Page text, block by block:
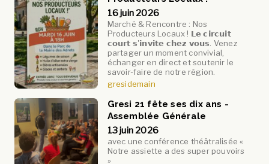
16 juin 2026
Marché & Rencontre : Nos
Producteurs Locaux ! 𝗟𝗲 𝗰𝗶𝗿𝗰𝘂𝗶𝘁
𝗰𝗼𝘂𝗿𝘁 𝘀'𝗶𝗻𝘃𝗶𝘁𝗲 𝗰𝗵𝗲𝘇 𝘃𝗼𝘂𝘀. Venez
partager un moment convivial,
échanger en direct et soutenir le
savoir-faire de notre région.
gresidemain
Gresi 21 fête ses dix ans -
Assemblée Générale
13 juin 2026
avec une conférence théâtralisée «
Notre assiette a des super pouvoirs
»